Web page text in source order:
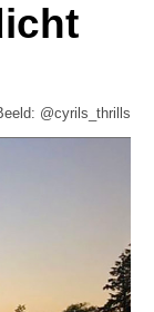
@cyrils_thrills